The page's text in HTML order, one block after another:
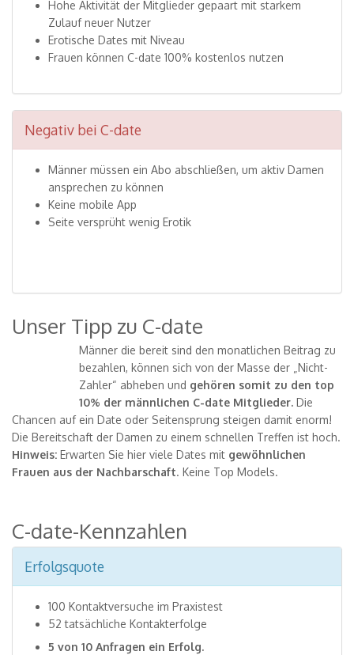
Hohe Aktivität der Mitglieder gepaart mit starkem
Zulauf neuer Nutzer
Erotische Dates mit Niveau
Frauen können C-date 100% kostenlos nutzen
Negativ bei C-date
Männer müssen ein Abo abschließen, um aktiv Damen
ansprechen zu können
Keine mobile App
Seite versprüht wenig Erotik
Unser Tipp zu C-date
Männer die bereit sind den monatlichen Beitrag zu
bezahlen, können sich von der Masse der „Nicht-
Zahler“ abheben und gehören somit zu den top
10% der männlichen C-date Mitglieder. Die
Chancen auf ein Date oder Seitensprung steigen damit enorm!
Die Bereitschaft der Damen zu einem schnellen Treffen ist hoch.
Hinweis: Erwarten Sie hier viele Dates mit gewöhnlichen
Frauen aus der Nachbarschaft. Keine Top Models.
C-date-Kennzahlen
Erfolgsquote
100 Kontaktversuche im Praxistest
52 tatsächliche Kontakterfolge
5 von 10 Anfragen ein Erfolg.